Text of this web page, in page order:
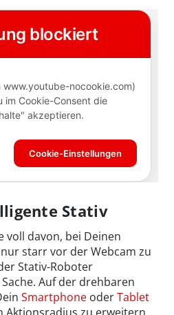
Stativ
voll davon, bei Deinen
starr vor der Webcam zu
Stativ-Roboter
Auf der drehbaren
Smartphone oderTablet